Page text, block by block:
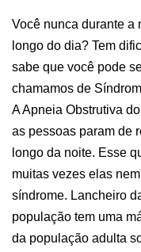
Você nunca durante a
longo do dia? Tem
sabe que você pode
chamamos de
A Apneia Obstrutiva
as pessoas param de
longo da noite. Esse
muitas vezes elas
síndrome. Lancheiro
população tem uma
da população adulta